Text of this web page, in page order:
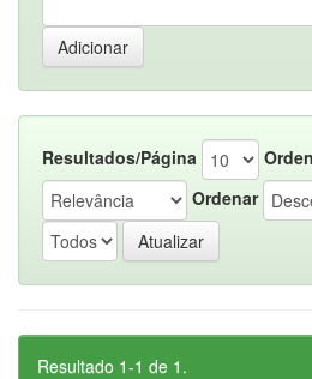
Resultados/Página
Ordenar
Resultado 1-1 de 1.